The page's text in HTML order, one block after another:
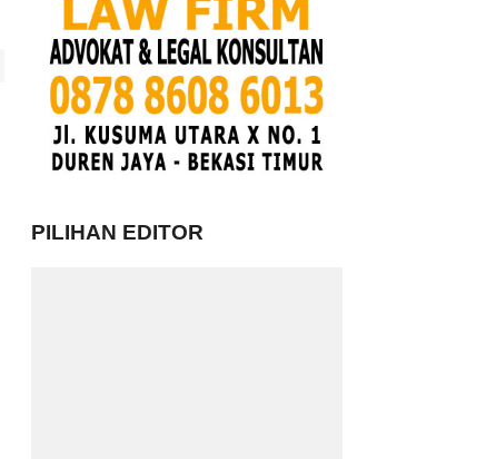
PILIHAN EDITOR